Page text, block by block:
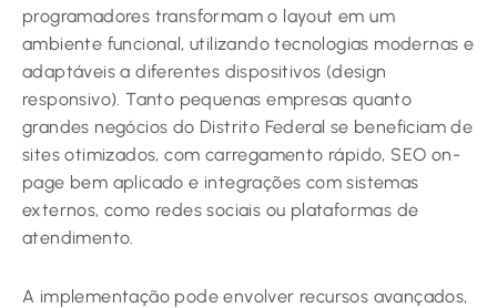
programadores transformam o layout em um
ambiente funcional, utilizando tecnologias modernas e
adaptáveis a diferentes dispositivos (design
responsivo). Tanto pequenas empresas quanto
grandes negócios do Distrito Federal se beneficiam de
sites otimizados, com carregamento rápido, SEO on-
page bem aplicado e integrações com sistemas
externos, como redes sociais ou plataformas de
atendimento.
A implementação pode envolver recursos avançados,